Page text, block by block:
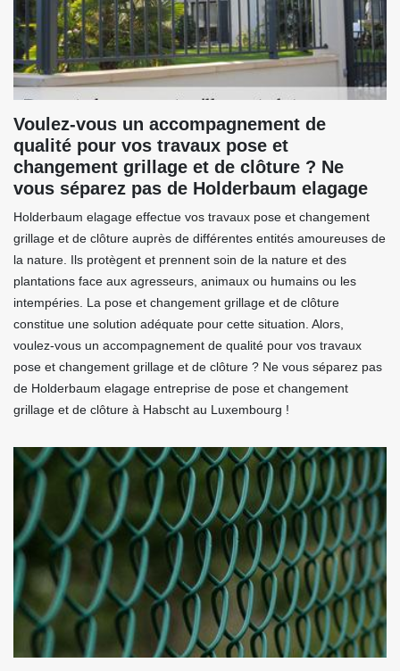
Voulez-vous un accompagnement de
qualité pour vos travaux pose et
changement grillage et de clôture ? Ne
vous séparez pas de Holderbaum elagage
Holderbaum elagage effectue vos travaux pose et changement
grillage et de clôture auprès de différentes entités amoureuses de
la nature. Ils protègent et prennent soin de la nature et des
plantations face aux agresseurs, animaux ou humains ou les
intempéries. La pose et changement grillage et de clôture
constitue une solution adéquate pour cette situation. Alors,
voulez-vous un accompagnement de qualité pour vos travaux
pose et changement grillage et de clôture ? Ne vous séparez pas
de Holderbaum elagage entreprise de pose et changement
grillage et de clôture à Habscht au Luxembourg !